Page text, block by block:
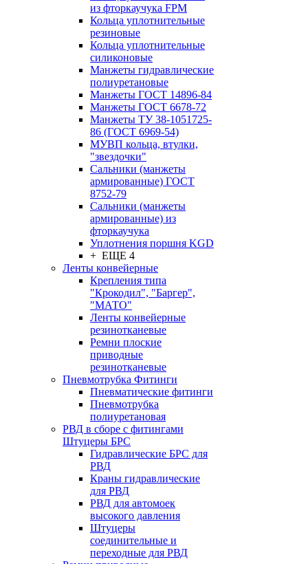
из фторкаучука FPM
Кольца уплотнительные
резиновые
Кольца уплотнительные
силиконовые
Манжеты гидравлические
полиуретановые
Манжеты ГОСТ 14896-84
Манжеты ГОСТ 6678-72
Манжеты ТУ 38-1051725-
86 (ГОСТ 6969-54)
МУВП кольца, втулки,
"звездочки"
Сальники (манжеты
армированные) ГОСТ
8752-79
Сальники (манжеты
армированные) из
фторкаучука
Уплотнения поршня KGD
+ ЕЩЕ 4
Ленты конвейерные
Крепления типа
"Крокодил", "Баргер",
"МАТО"
Ленты конвейерные
резинотканевые
Ремни плоские
приводные
резинотканевые
Пневмотрубка Фитинги
Пневматические фитинги
Пневмотрубка
полиуретановая
РВД в сборе с фитингами
Штуцеры БРС
Гидравлические БРС для
РВД
Краны гидравлические
для РВД
РВД для автомоек
высокого давления
Штуцеры
соединительные и
переходные для РВД